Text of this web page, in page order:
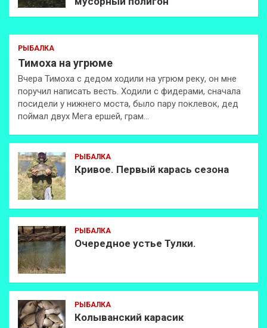
РЫБАЛКА
Тимоха на угрюме
Вчера Тимоха с дедом ходили на угрюм реку, он мне
поручил написать весть. Ходили с фидерами, сначала
посидели у нижнего моста, было пару поклевок, дед
поймал двух Мега ершей, грам…
РЫБАЛКА
Кривое. Первый карась сезона
РЫБАЛКА
Очередное устье Тулки.
РЫБАЛКА
Колыванский карасик